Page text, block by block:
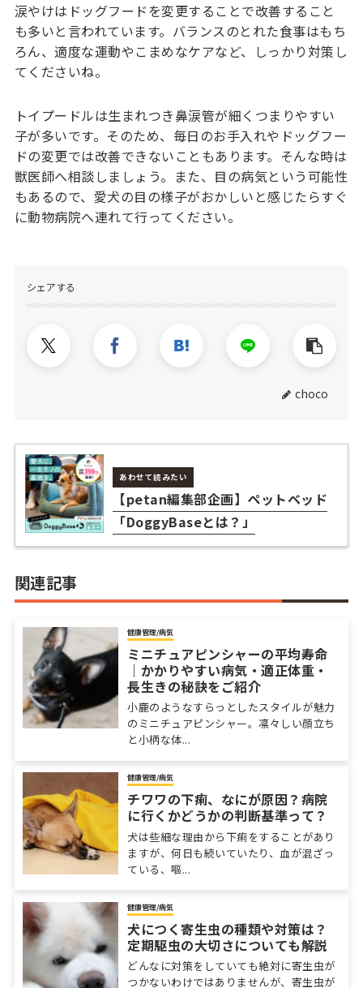
涙やけはドッグフードを変更することで改善すること
も多いと言われています。バランスのとれた食事はもち
ろん、適度な運動やこまめなケアなど、しっかり対策し
てくださいね。
トイプードルは生まれつき鼻涙管が細くつまりやすい
子が多いです。そのため、毎日のお手入れやドッグフー
ドの変更では改善できないこともあります。そんな時は
獣医師へ相談しましょう。また、目の病気という可能性
もあるので、愛犬の目の様子がおかしいと感じたらすぐ
に動物病院へ連れて行ってください。
シェアする
choco
あわせて読みたい
【petan編集部企画】ペットベッド
「DoggyBaseとは？」
関連記事
健康管理/病気
ミニチュアピンシャーの平均寿命
｜かかりやすい病気・適正体重・
長生きの秘訣をご紹介
小鹿のようなすらっとしたスタイルが魅力
のミニチュアピンシャー。凛々しい顔立ち
と小柄な体...
健康管理/病気
チワワの下痢、なにが原因？病院
に行くかどうかの判断基準って？
犬は些細な理由から下痢をすることがあり
ますが、何日も続いていたり、血が混ざっ
ている、嘔...
健康管理/病気
犬につく寄生虫の種類や対策は？
定期駆虫の大切さについても解説
どんなに対策をしていても絶対に寄生虫が
つかないわけではありませんが、寄生虫が